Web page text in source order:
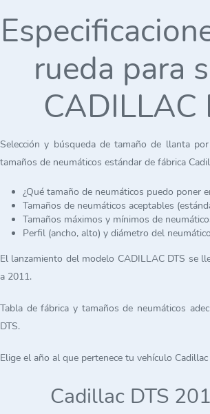
rueda para
CADILLAC
Selección y búsqueda de tamaño de llanta
tamaños de neumáticos estándar de fábrica
¿Qué tamaño de neumáticos puedo poner
Tamaños de neumáticos aceptables
Tamaños máximos y mínimos de
Perfil (ancho, alto) y diámetro del
El lanzamiento del modelo CADILLAC DTS se
a 2011.
Tabla de fábrica y tamaños de neumáticos
DTS.
Elige el año al que pertenece tu vehículo
Cadillac DTS